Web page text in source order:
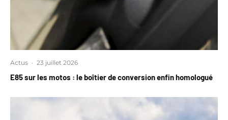
Actus · 23 juillet 2026
E85 sur les motos : le boîtier de conversion enfin homologué